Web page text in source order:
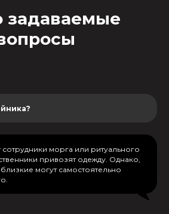
задаваемые
морга или ритуального
привозят одежду. Однако,
могут самостоятельно